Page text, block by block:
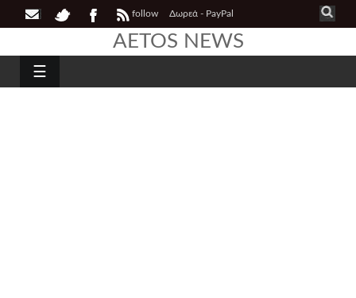
follow Δωρεά - PayPal
AETOS NEWS
☰